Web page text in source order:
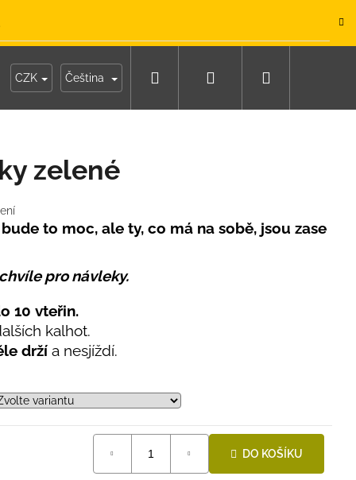
Moje objednávka
CZK Čeština Hledat Přihlášení
zelené
to moc, ale ty, co má na sobě, jsou zase
pro návleky.
10 vteřin.
kalhot.
drží a nesjíždí.
DO KOŠÍKU
NÁMOŘNICKÉ